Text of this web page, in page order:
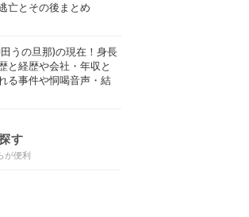
亡とその後まとめ
うの旦那)の現在！身長
と経歴や会社・年収と
る事件や恫喝音声・結
宅・脳梗塞の病気もま
す
が便利